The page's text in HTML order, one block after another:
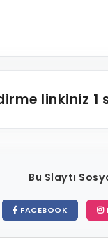
linkiniz 1
Bu Slaytı
FACEBOOK